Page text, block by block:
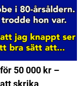
50 000 kr –
skrika